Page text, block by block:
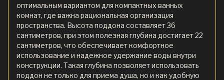
оптимальным вариантом для компактных ванных
комнат, где важна рациональная организация
пространства. Высота поддона составляет 36
сантиметров, при этом полезная глубина достигает 22
сантиметров, что обеспечивает комфортное
использование и надежное удержание воды внутри
конструкции. Такая глубина позволяет использовать
поддон не только для приема душа, но и как удобную